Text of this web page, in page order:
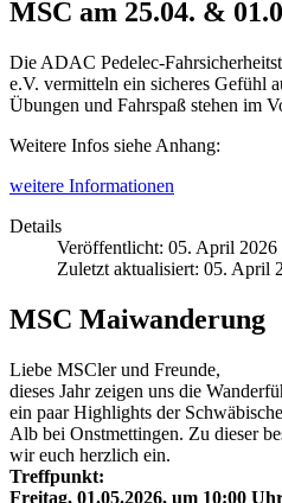
MSC am 25.04. &
Die ADAC Pedelec-
e.V. vermitteln ein sicheres Gefühl
Übungen und Fahrspaß stehen im
Weitere Infos siehe Anhang:
weitere Informationen
Details
Veröffentlicht: 05. April 2026
Zuletzt aktualisiert: 05. April
MSC Maiwanderung
Liebe MSCler und Freunde,
dieses Jahr zeigen uns die
ein paar Highlights der
Alb bei Onstmettingen. Zu dieser
wir euch herzlich ein.
Treffpunkt:
Freitag, 01.05.2026, um 10:00